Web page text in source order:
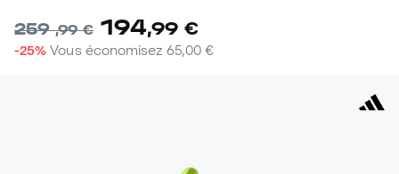
259,99 € 194,99 €
-25% Vous économisez 65,00 €